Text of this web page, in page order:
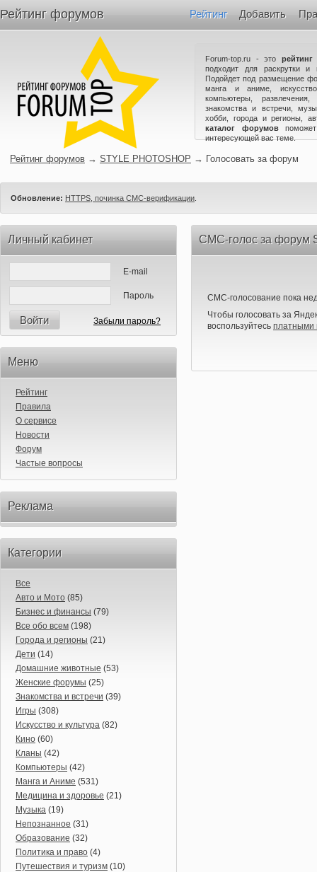
Рейтинг форумов Рейтинг Добавить
Forum-top.ru - это
подходит для раскрутки и
Подойдет под размещение
манга и аниме,
компьютеры,
знакомства и встречи,
хобби, города и регионы,
каталог форумов
интересующей вас теме.
Рейтинг форумов → STYLE PHOTOSHOP → Голосовать за форум
Обновление: HTTPS, починка СМС-верификации
Личный кабинет
E-mail
Пароль
Войти Забыли пароль?
Меню
Рейтинг
Правила
О сервисе
Новости
Форум
Частые вопросы
Реклама
Категории
Все
Авто и Мото (85)
Бизнес и финансы (79)
Все обо всем (198)
Города и регионы (21)
Дети (14)
Домашние животные (53)
Женские форумы (25)
Знакомства и встречи (39)
Игры (308)
Искусство и культура (82)
Кино (60)
Кланы (42)
Компьютеры (42)
Манга и Аниме (531)
Медицина и здоровье (21)
Музыка (19)
Непознанное (31)
Образование (32)
Политика и право (4)
Путешествия и туризм (10)
СМС-голос за форум
СМС-голосование пока
Чтобы голосовать за
воспользуйтесь платными